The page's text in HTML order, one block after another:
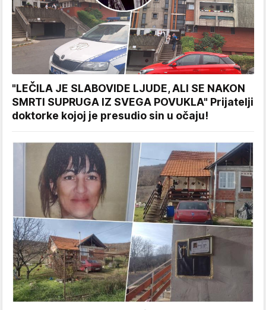
"LEČILA JE SLABOVIDE LJUDE, ALI SE NAKON
SMRTI SUPRUGA IZ SVEGA POVUKLA" Prijatelji
doktorke kojoj je presudio sin u očaju!